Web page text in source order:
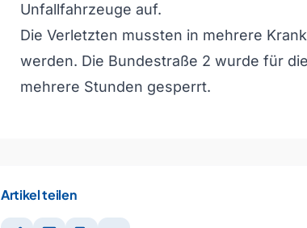
Unfallfahrzeuge auf.
Die Verletzten mussten in mehrere
werden. Die Bundestraße 2 wurde für
mehrere Stunden gesperrt.
Artikel teilen